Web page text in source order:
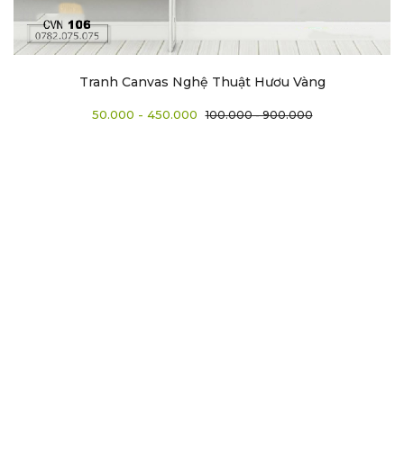
Tranh Canvas Nghệ Thuật Hươu Vàng
50.000 - 450.000 100.000 - 900.000